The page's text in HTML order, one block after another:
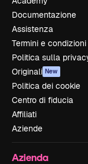
Documentazione
Assistenza
Termini e condizioni
Politica sulla
Originali New
Politica dei cookie
Centro di fiducia
Affiliati
Aziende
Azienda